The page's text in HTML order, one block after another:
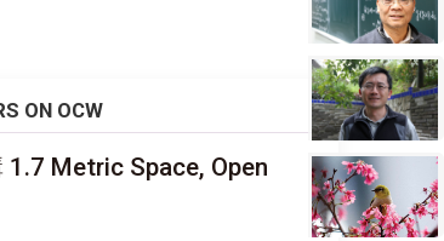
ON OCW
1.7 Metric Space, Open